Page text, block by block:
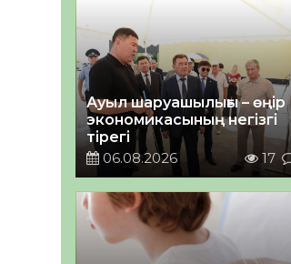
Ауыл шаруашылығы – өңір
экономикасының негізгі
тірегі
06.08.2026
17